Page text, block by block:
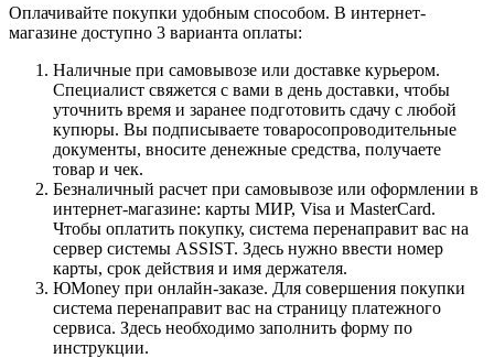
Оплачивайте покупки удобным способом. В интернет-
магазине доступно 3 варианта оплаты:
Наличные при самовывозе или доставке курьером.
Специалист свяжется с вами в день доставки, чтобы
уточнить время и заранее подготовить сдачу с любой
купюры. Вы подписываете товаросопроводительные
документы, вносите денежные средства, получаете
товар и чек.
Безналичный расчет при самовывозе или оформлении в
интернет-магазине: карты МИР, Visa и MasterCard.
Чтобы оплатить покупку, система перенаправит вас на
сервер системы ASSIST. Здесь нужно ввести номер
карты, срок действия и имя держателя.
ЮMoney при онлайн-заказе. Для совершения покупки
система перенаправит вас на страницу платежного
сервиса. Здесь необходимо заполнить форму по
инструкции.